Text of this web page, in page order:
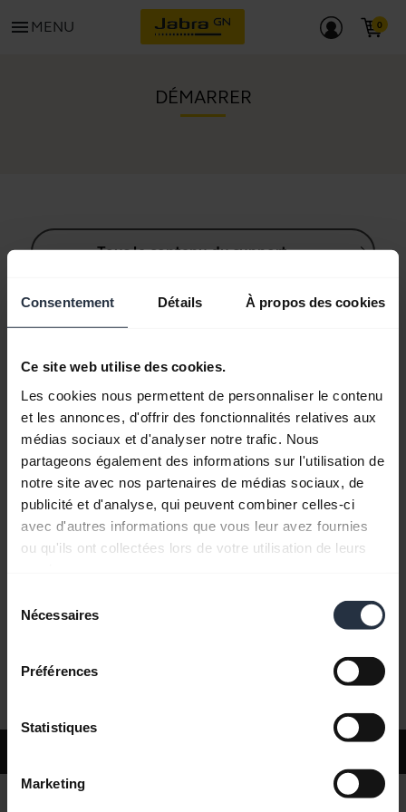
Consentement Détails À propos des cookies
Ce site web utilise des cookies.
Les cookies nous permettent de personnaliser le contenu
et les annonces, d'offrir des fonctionnalités relatives aux
médias sociaux et d'analyser notre trafic. Nous
partageons également des informations sur l'utilisation de
notre site avec nos partenaires de médias sociaux, de
publicité et d'analyse, qui peuvent combiner celles-ci
avec d'autres informations que vous leur avez fournies
ou qu'ils ont collectées lors de votre utilisation de leurs
Nécessaires
Préférences
Statistiques
Marketing
menu MENU
DÉMARRER
Tous le contenu du support
Ressources de démarrage
Guide d'appairage Bluetooth
Questions fréquemment posées
Documents produits